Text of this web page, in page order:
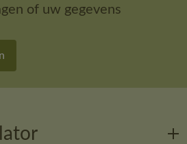
of uw gegevens